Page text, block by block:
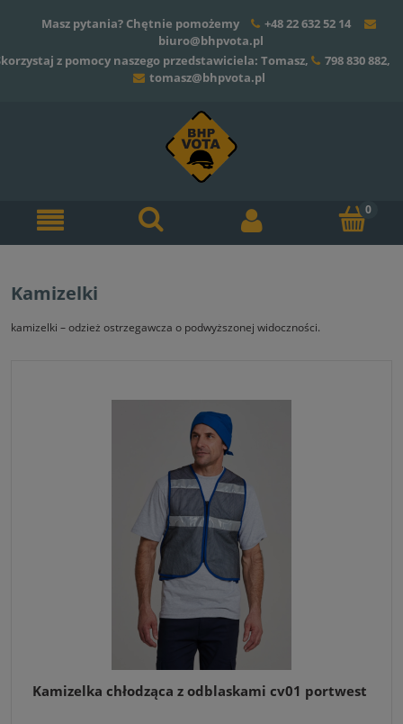
Masz pytania? Chętnie pomożemy
+48 22 632 52 14
biuro@bhpvota.pl
z pomocy naszego przedstawiciela: Tomasz,
798 830 882,
tomasz@bhpvota.pl
Kamizelki
kamizelki – odzież ostrzegawcza o podwyższonej widoczności.
Kamizelka chłodząca z odblaskami cv01 portwest